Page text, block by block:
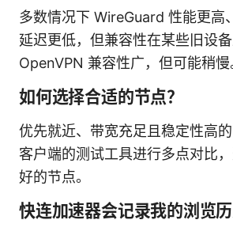
多数情况下 WireGuard 性能更高
延迟更低，但兼容性在某些旧设备
OpenVPN 兼容性广，但可能稍慢
如何选择合适的节点？
优先就近、带宽充足且稳定性高
客户端的测试工具进行多点对比
好的节点。
快连加速器会记录我的浏览历